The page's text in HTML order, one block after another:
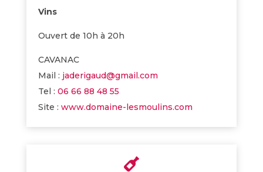
Vins
Ouvert de 10h à 20h
CAVANAC
Mail : jaderigaud@gmail.com
Tel : 06 66 88 48 55
Site : www.domaine-lesmoulins.com
